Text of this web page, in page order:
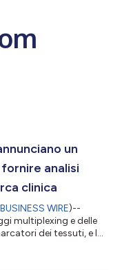
un
analisi
clinica
BUSINESS WIRE)--
multiplexing e delle
dei tessuti, e la